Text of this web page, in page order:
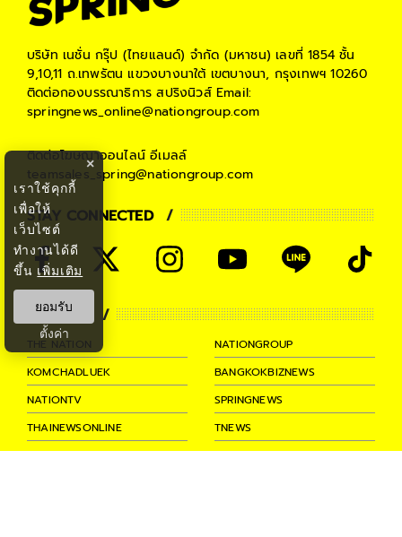
บริษัท เนชั่น กรุ๊ป (ไทยแลนด์) จำกัด (มหาชน) เลขที่ 1854 ชั้น
9,10,11 ถ.เทพรัตน แขวงบางนาใต้ เขตบางนา, กรุงเทพฯ 10260
ติดต่อกองบรรณาธิการ สปริงนิวส์Email:
springnews_online@nationgroup.com
ติดต่อโฆษณาออนไลน์ อีเมลล์
teamsales_spring@nationgroup.com
STAY CONNECTED
PARTNER
THE NATION
NATIONGROUP
KOMCHADLUEK
BANGKOKBIZNEWS
NATIONTV
SPRINGNEWS
THAINEWSONLINE
TNEWS
THANSETTAKIJ
×
เราใช้คุกกี้
เพื่อให้
เว็บไซต์
ทำงานได้ดี
ขึ้น เพิ่มเติม
ยอมรับ
ตั้งค่า